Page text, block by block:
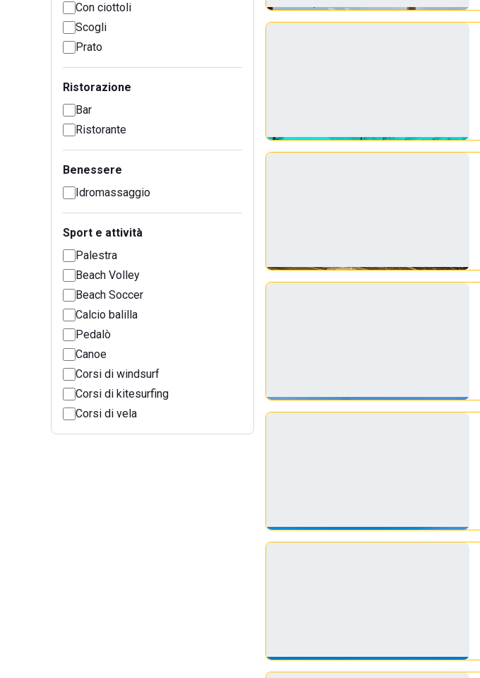
Con ciottoli
Scogli
Prato
Ristorazione
Bar
Ristorante
Benessere
Idromassaggio
Sport e attività
Palestra
Beach Volley
Beach Soccer
Calcio balilla
Pedalò
Canoe
Corsi di windsurf
Corsi di kitesurfing
Corsi di vela